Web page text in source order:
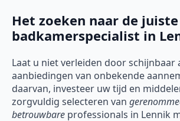
Het zoeken naar de juiste
badkamerspecialist in
Laat u niet verleiden door schijnbaar
aanbiedingen van onbekende
daarvan, investeer uw tijd en
zorgvuldig selecteren van
betrouwbare professionals in Lennik